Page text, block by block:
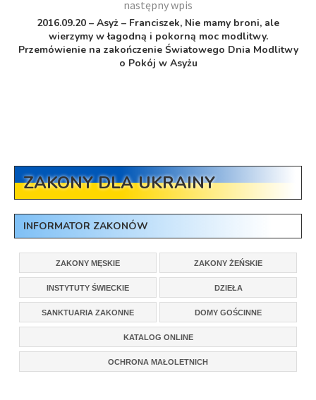
następny wpis
2016.09.20 – Asyż – Franciszek, Nie mamy broni, ale
wierzymy w łagodną i pokorną moc modlitwy.
Przemówienie na zakończenie Światowego Dnia Modlitwy
o Pokój w Asyżu
ZAKONY DLA UKRAINY
INFORMATOR ZAKONÓW
ZAKONY MĘSKIE ZAKONY ŻEŃSKIE
INSTYTUTY ŚWIECKIE DZIEŁA
SANKTUARIA ZAKONNE DOMY GOŚCINNE
KATALOG ONLINE
OCHRONA MAŁOLETNICH